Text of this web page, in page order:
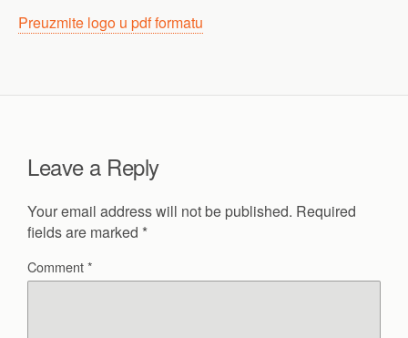
Preuzmite logo u pdf formatu
Leave a Reply
Your email address will not be published. Required
fields are marked *
Comment*